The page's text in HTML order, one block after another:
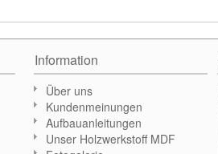
Information
Über uns
Kundenmeinungen
Aufbauanleitungen
Unser Holzwerkstoff MDF